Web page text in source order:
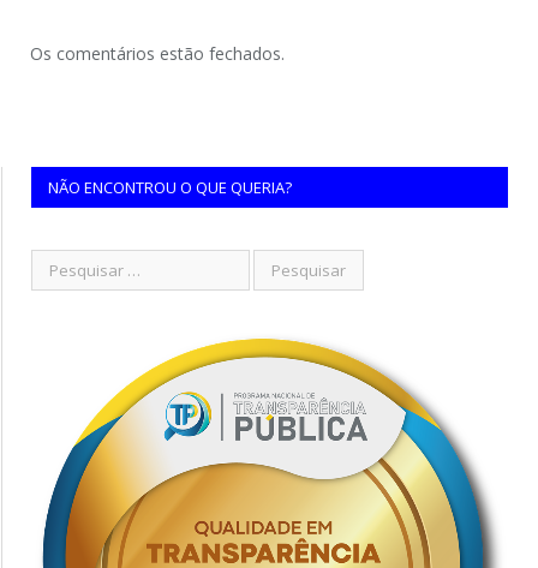
Os comentários estão fechados.
NÃO ENCONTROU O QUE QUERIA?